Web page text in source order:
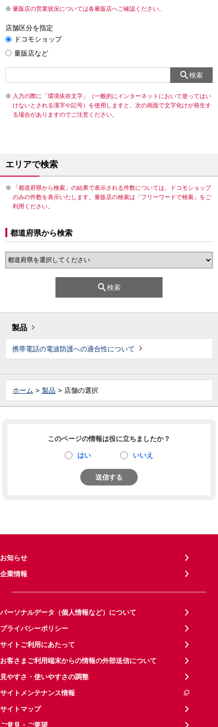
量販店の営業状況については各量販店へご確認ください。
店舗区分を指定
ドコモショップ
量販店など
検索
入力の際に「環境依存文字」（一般的にインターネットにおいて使ってはい
けないとされる漢字や記号）を使用しますと、次の画面で文字化けが発生す
る場合がありますのでご注意ください。
エリアで検索
「都道府県から検索」の結果で表示される件数については、ドコモショップ
のみの件数を表示いたします。量販店の検索は「フリーワードで検索」をご
利用ください。
都道府県から検索
検索
製品
携帯電話の電波防護への適合性について
ホーム 製品 店舗の選択
このページの情報は役に立ちましたか？
はい いいえ
送信する
お知らせ
企業情報
パーソナルデータ（個人情報など）について
プライバシーポリシー
サイトご利用にあたって
お客さまご利用端末からの情報の外部送信について
見やすさ・使いやすさの調整
サイトメンテナンス情報
サイトマップ
ご意見・ご要望